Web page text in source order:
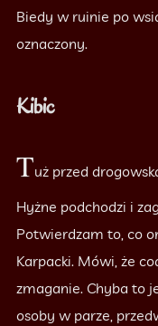
Biedy w ruinie po
oznaczony.
Kibic
Tuż przed
Hyżne podchodzi i
Potwierdzam to, co
Karpacki. Mówi, że
zmaganie. Chyba to
osoby w parze,